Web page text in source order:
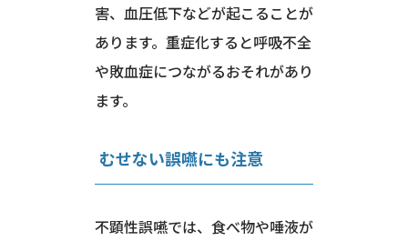
害、血圧低下などが起こることが
あります。重症化すると呼吸不全
や敗血症につながるおそれがあり
ます。
むせない誤嚥にも注意
不顕性誤嚥では、食べ物や唾液が